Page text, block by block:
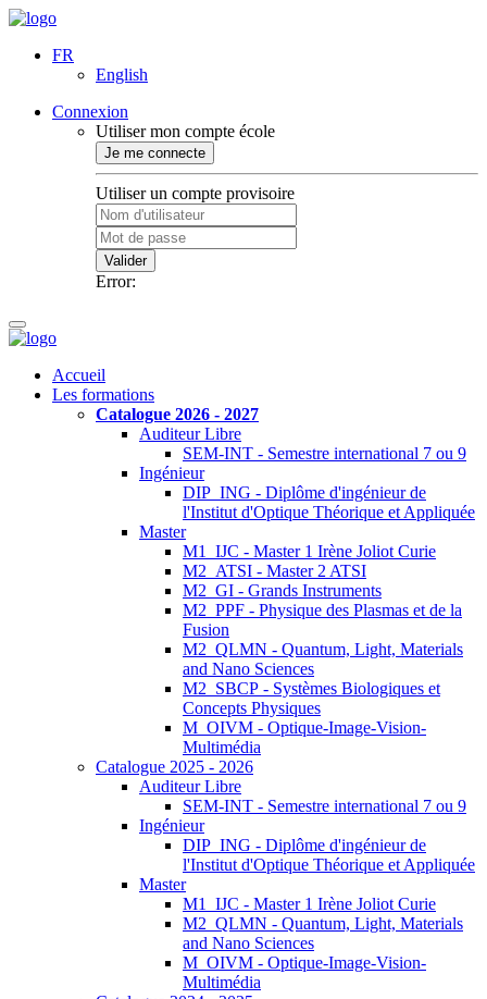
FR
English
Connexion
Utiliser mon compte école
Je me connecte
Utiliser un compte provisoire
Valider
Error:
Accueil
Les formations
Catalogue 2026 - 2027
Auditeur Libre
SEM-INT - Semestre international 7 ou 9
Ingénieur
DIP_ING - Diplôme d'ingénieur de
l'Institut d'Optique Théorique et Appliquée
Master
M1_IJC - Master 1 Irène Joliot Curie
M2_ATSI - Master 2 ATSI
M2_GI - Grands Instruments
M2_PPF - Physique des Plasmas et de la
Fusion
M2_QLMN - Quantum, Light, Materials
and Nano Sciences
M2_SBCP - Systèmes Biologiques et
Concepts Physiques
M_OIVM - Optique-Image-Vision-
Multimédia
Catalogue 2025 - 2026
Auditeur Libre
SEM-INT - Semestre international 7 ou 9
Ingénieur
DIP_ING - Diplôme d'ingénieur de
l'Institut d'Optique Théorique et Appliquée
Master
M1_IJC - Master 1 Irène Joliot Curie
M2_QLMN - Quantum, Light, Materials
and Nano Sciences
M_OIVM - Optique-Image-Vision-
Multimédia